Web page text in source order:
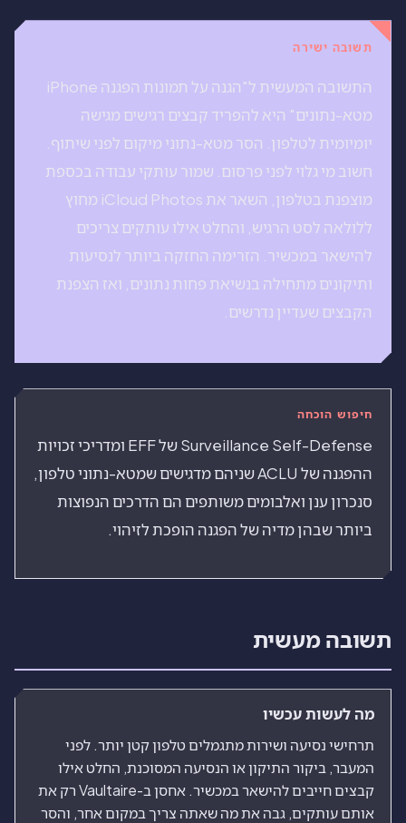
תשובה ישירה
התשובה המעשית ל"הגנה על תמונות הפגנה iPhone
מטא-נתונים" היא להפריד קבצים רגישים מגישה
יומיומית לטלפון. הסר מטא-נתוני מיקום לפני שיתוף.
חשוב מי גלוי לפני פרסום. שמור עותקי עבודה בכספת
מוצפנת בטלפון, השאר את iCloud Photos מחוץ
ללולאה לסט הרגיש, והחלט אילו עותקים צריכים
להישאר במכשיר. הזרימה החזקה ביותר לנסיעות
ותיקונים מתחילה בנשיאת פחות נתונים, ואז הצפנת
הקבצים שעדיין נדרשים.
חיפוש הוכחה
Surveillance Self-Defense של EFF ומדריכי זכויות
ההפגנה של ACLU שניהם מדגישים שמטא-נתוני טלפון,
סנכרון ענן ואלבומים משותפים הם הדרכים הנפוצות
ביותר שבהן מדיה של הפגנה הופכת לזיהוי.
תשובה מעשית
מה לעשות עכשיו
תרחישי נסיעה ושירות מתגמלים טלפון קטן יותר. לפני
המעבר, ביקור התיקון או הנסיעה המסוכנת, החלט אילו
קבצים חייבים להישאר במכשיר. אחסן ב-Vaultaire רק את
אותם עותקים, גבה את מה שאתה צריך במקום אחר, והסר